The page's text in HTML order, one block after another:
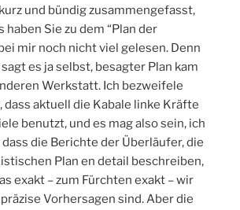
und bündig zusammengefasst,
haben Sie zu dem “Plan der
mir noch nicht viel gelesen. Denn
es ja selbst, besagter Plan kam
Werkstatt. Ich bezweifele
dass aktuell die Kabale linke Kräfte
benutzt, und es mag also sein, ich
dass die Berichte der Überläufer, die
Plan en detail beschreiben,
exakt – zum Fürchten exakt – wir
Vorhersagen sind. Aber die